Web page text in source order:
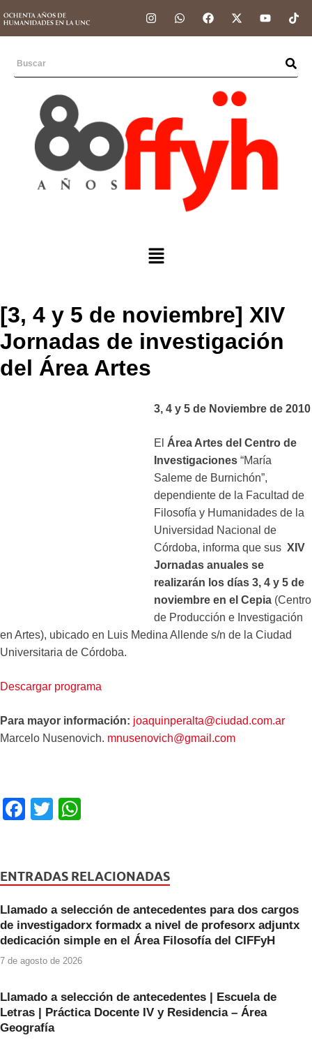
[3, 4 y 5 de noviembre] XIV
Jornadas de investigación
del Área Artes
3, 4 y 5 de Noviembre de 2010
El Área Artes del Centro de
Investigaciones “María
Saleme de Burnichón”,
dependiente de la Facultad de
Filosofía y Humanidades de la
Universidad Nacional de
Córdoba, informa que sus XIV
Jornadas anuales se
realizarán los días 3, 4 y 5 de
noviembre en el Cepia (Centro
de Producción e Investigación
en Artes), ubicado en Luis Medina Allende s/n de la Ciudad
Universitaria de Córdoba.
Descargar programa
Para mayor información: joaquinperalta@ciudad.com.ar
Marcelo Nusenovich. mnusenovich@gmail.com
F
e
o
o
k
T
er s
p
p
ENTRADAS RELACIONADAS
Llamado a selección de antecedentes para dos cargos
de investigadorx formadx a nivel de profesorx adjuntx
dedicación simple en el Área Filosofía del CIFFyH
7 de agosto de 2026
Llamado a selección de antecedentes | Escuela de
Letras | Práctica Docente IV y Residencia – Área
Geografía